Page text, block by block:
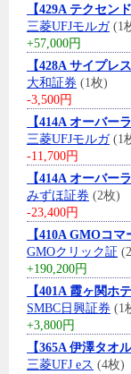
【429A テクセン
三菱UFJモルガ(1
+57,000円
【428A サイプレ
大和証券 (1枚)
-3,500円
【414A オーバー
三菱UFJモルガ(1
-11,700円
【414A オーバー
みずほ証券 (2枚)
-23,400円
【410A GMOコマ
GMOクリック証
+190,200円
【401A 霞ヶ関ホ
SMBC日興証券 (1
+3,800円
【365A 伊澤タオル
三菱UFJ eス (4枚)